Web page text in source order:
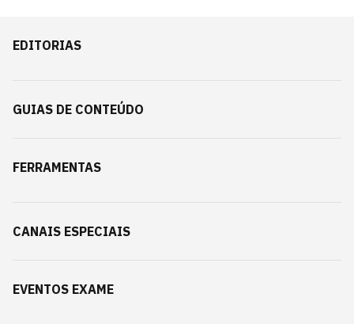
EDITORIAS
GUIAS DE CONTEÚDO
FERRAMENTAS
CANAIS ESPECIAIS
EVENTOS EXAME